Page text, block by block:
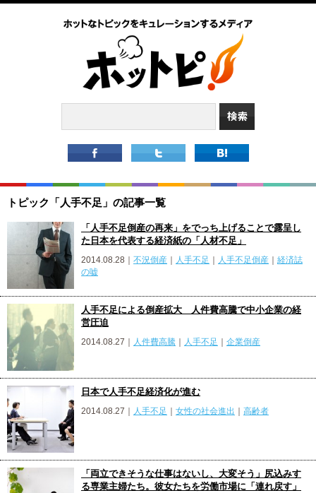
トピック「人手不足」の記事一覧
「人手不足倒産の再来」をでっち上げることで露呈し
た日本を代表する経済紙の「人材不足」
2014.08.28｜ 不況倒産 人手不足 人手不足倒産
経済誌
の嘘
人手不足による倒産拡大 人件費高騰で中小企業の経
営圧迫
2014.08.27｜ 人件費高騰 人手不足 企業倒産
日本で人手不足経済化が進む
2014.08.27｜ 人手不足 女性の社会進出 高齢者
「両立できそうな仕事はないし、大変そう」尻込みす
る専業主婦たち。彼女たちを労働市場に「連れ戻す」